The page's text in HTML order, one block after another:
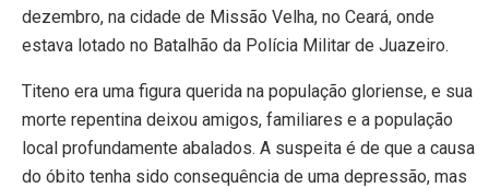
dezembro, na cidade de Missão Velha, no Ceará, onde
estava lotado no Batalhão da Polícia Militar de Juazeiro.
Titeno era uma figura querida na população gloriense, e sua
morte repentina deixou amigos, familiares e a população
local profundamente abalados. A suspeita é de que a causa
do óbito tenha sido consequência de uma depressão, mas